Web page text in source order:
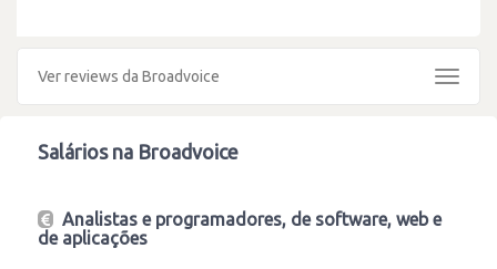
Ver reviews da Broadvoice
Toggle
Salários na Broadvoice
Analistas e programadores, de software, web e
de aplicações